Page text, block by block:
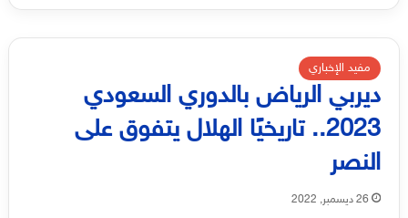
مفيد الإخباري
ديربي الرياض بالدوري السعودي
2023.. تاريخيًا الهلال يتفوق على
النصر
26 ديسمبر, 2022